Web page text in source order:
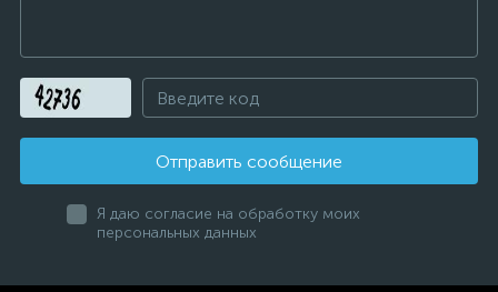
Отправить сообщение
Я даю согласие на обработку моих
персональных данных